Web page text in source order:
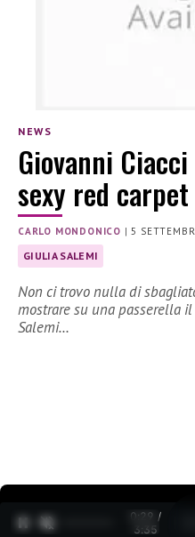
NEWS
Giovanni
sexy red
CARLO MONDONICO |5
GIULIA SALEMI
Non ci trovo nulla di
mostrare su una passerella
Salemi…
0:30 /
3:35